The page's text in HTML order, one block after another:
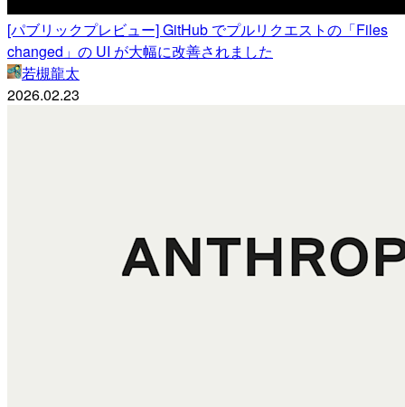
[パブリックプレビュー] GitHub でプルリクエストの「Files
changed」の UI が大幅に改善されました
若槻龍太
2026.02.23